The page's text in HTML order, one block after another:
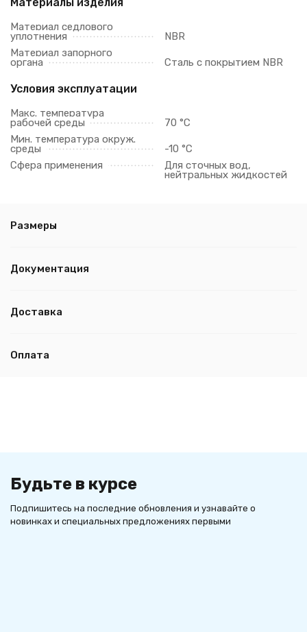
Материал седлового
уплотнения
NBR
Материал запорного
органа Сталь с покрытием NBR
Условия эксплуатации
Макс. температура
рабочей среды
70 °С
Мин. температура окруж.
среды
-10 °С
Сфера применения
Для сточных вод,
нейтральных жидкостей
Размеры
Документация
Доставка
Оплата
Будьте в курсе
Подпишитесь на последние обновления и узнавайте о
новинках и специальных предложениях первыми